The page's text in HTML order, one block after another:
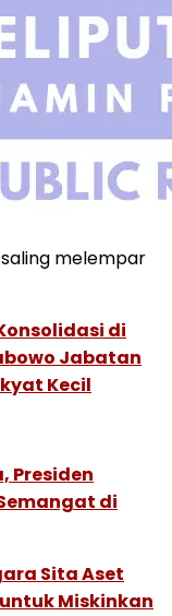
melempar
di
Jabatan
Kecil
Presiden
di
Sita Aset
Miskinkan